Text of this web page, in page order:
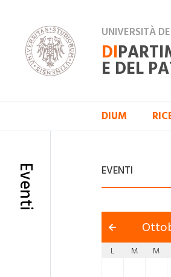
UNIVERSITÀ
DI
E DEL
DIUM
Eventi EVENTI
L M M